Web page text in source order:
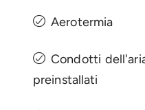
Aerotermia
Condotti
preinstallati